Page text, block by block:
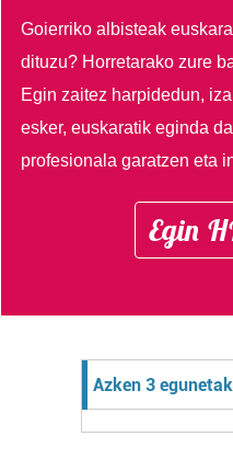
Goierriko albisteak
dituzu? Horretarako zure
Egin zaitez harpidedun,
esker, euskaratik eginda
profesionala garatzen eta
Egin
Azken 3